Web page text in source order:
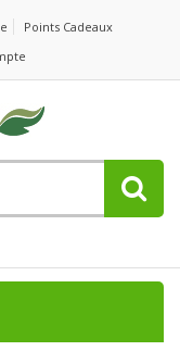
Points Cadeaux